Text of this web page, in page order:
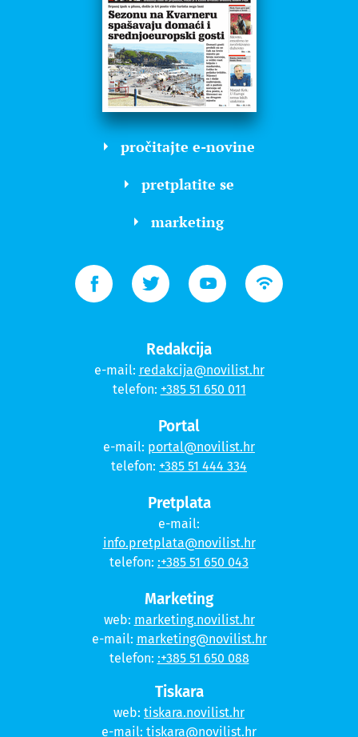
pročitajte e-novine
pretplatite se
marketing
Redakcija
e-mail: redakcija@novilist.hr
telefon: +385 51 650 011
Portal
e-mail: portal@novilist.hr
telefon: +385 51 444 334
Pretplata
e-mail:
info.pretplata@novilist.hr
telefon: :+385 51 650 043
Marketing
web: marketing.novilist.hr
e-mail: marketing@novilist.hr
telefon: :+385 51 650 088
Tiskara
web: tiskara.novilist.hr
e-mail: tiskara@novilist.hr